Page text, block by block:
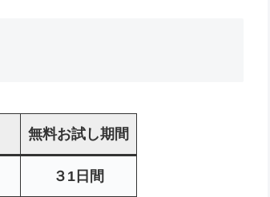
無料お試し期間
３1日間